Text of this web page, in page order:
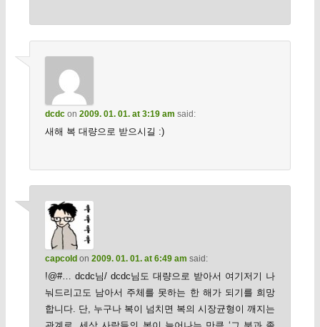
dcdcon 2009. 01. 01. at 3:19 am said:
새해 복 대량으로 받으시길 :)
capcold on 2009. 01. 01. at 6:49 am said:
!@#… dcdc님/ dcdc님도 대량으로 받아서 여기저기 나
눠드리고도 남아서 주체를 못하는 한 해가 되기를 희망
합니다. 단, 누구나 복이 넘치면 복의 시장균형이 깨지는